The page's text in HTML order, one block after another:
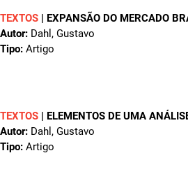
TEXTOS | EXPANSÃO DO MERCADO
Autor: Dahl, Gustavo
Tipo: Artigo
TEXTOS | ELEMENTOS DE UMA
Autor: Dahl, Gustavo
Tipo: Artigo